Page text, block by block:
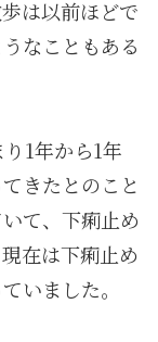
は以前ほどで
なこともある
1年から1年
きたとのこと
て、下痢止め
在は下痢止め
いました。